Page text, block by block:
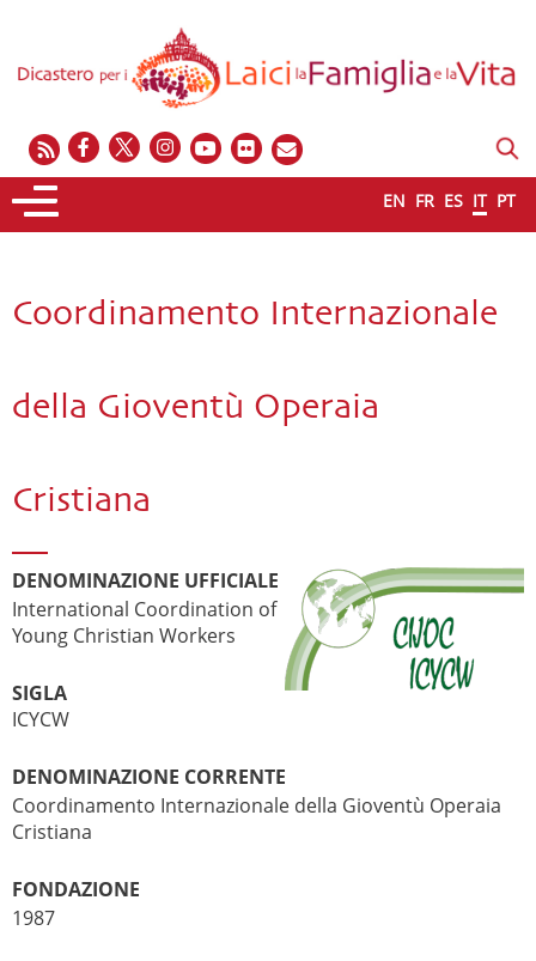
EN FR ES IT PT
Coordinamento Internazionale
della Gioventù Operaia
Cristiana
DENOMINAZIONE UFFICIALE
International Coordination of
Young Christian Workers
SIGLA
ICYCW
DENOMINAZIONE CORRENTE
Coordinamento Internazionale della Gioventù Operaia
Cristiana
FONDAZIONE
1987